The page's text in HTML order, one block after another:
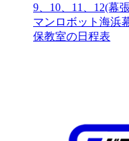
9、10、11、12(幕
マンロボット海浜
保教室の日程表